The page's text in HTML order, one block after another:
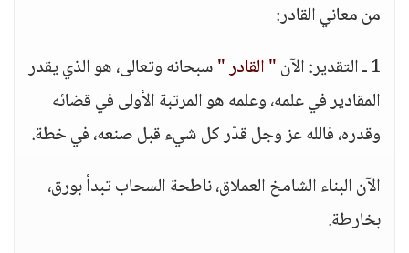
من معاني القادر:
1 ـ التقدير: الآن
" القادر "سبحانه وتعالى، هو الذي يقدر
المقادير في علمه، وعلمه هو المرتبة الأولى في قضائه
وقدره، فالله عز وجل قدّر كل شيء قبل صنعه، في خطة.
الآن البناء الشامخ العملاق، ناطحة السحاب تبدأ بورق،
بخارطة.